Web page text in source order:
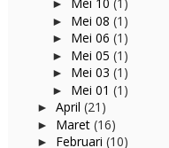
►
► Mei 08 (1)
► Mei 06 (1)
► Mei 05 (1)
► Mei 03 (1)
► Mei 01 (1)
► April (21)
► Maret (16)
► Februari (10)